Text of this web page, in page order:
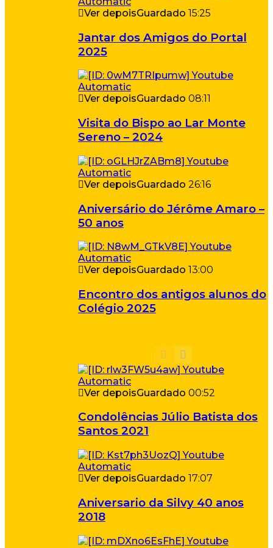
Ver depoisGuardado 15:25
Jantar dos Amigos do Portal
2025
Ver depoisGuardado 08:11
Visita do Bispo ao Lar Monte
Sereno – 2024
Ver depoisGuardado 26:16
Aniversário do Jérôme Amaro –
50 anos
Ver depoisGuardado 13:00
Encontro dos antigos alunos do
Colégio 2025
Ver depoisGuardado 00:52
Condolências Júlio Batista dos
Santos 2021
Ver depoisGuardado 17:07
Aniversario da Silvy 40 anos
2018